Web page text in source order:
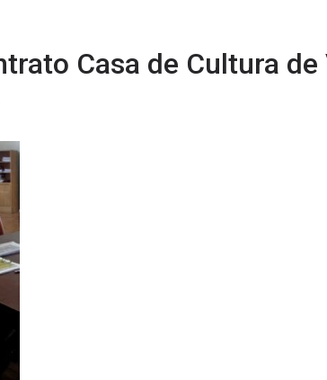
Casa de Cultura de